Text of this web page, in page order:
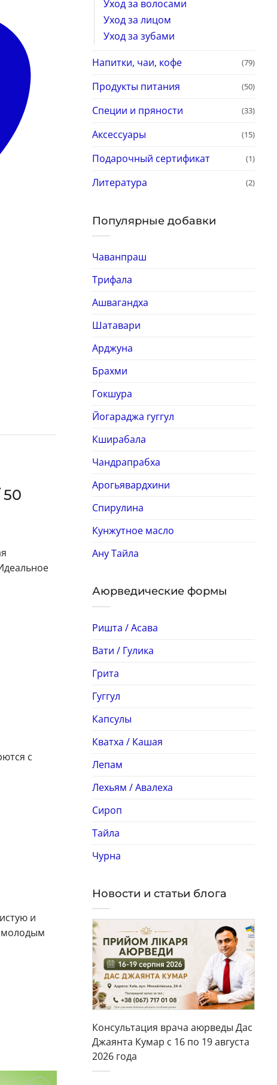
Уход за волосами
Уход за лицом
Уход за зубами
Напитки, чаи, кофе
(79)
Продукты питания (50)
Специи и пряности (33)
Аксессуары (15)
Подарочный сертификат (1)
Литература (2)
Популярные добавки
Чаванпраш
Трифала
Ашвагандха
Шатавари
Арджуна
Брахми
Гокшура
Йогараджа гуггул
Кширабала
Чандрапрабха
Арогьявардхини
Спирулина
Кунжутное масло
Ану Тайла
Аюрведические формы
Ришта / Асава
Вати / Гулика
Грита
Гуггул
Капсулы
Кватха / Кашая
Лепам
Лехьям / Авалеха
Сироп
Тайла
Чурна
Новости и статьи блога
Консультация врача аюрведы Дас
Джаянта Кумар с 16 по 19 августа
2026 года
с
и
молодым